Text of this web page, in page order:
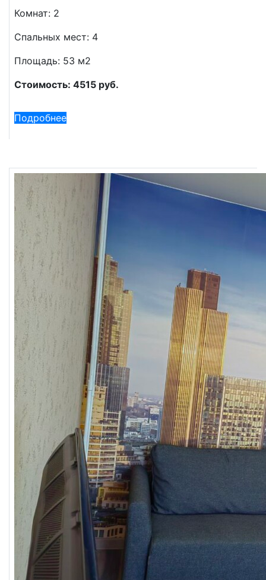
Комнат: 2
Спальных мест: 4
Площадь: 53 м2
Стоимость: 4515 руб.
Подробнее